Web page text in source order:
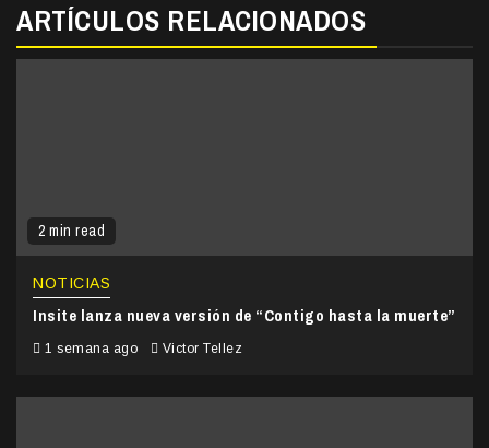
ARTÍCULOS RELACIONADOS
2 min read
NOTICIAS
Insite lanza nueva versión de “Contigo hasta la muerte”
1 semana ago Victor Tellez